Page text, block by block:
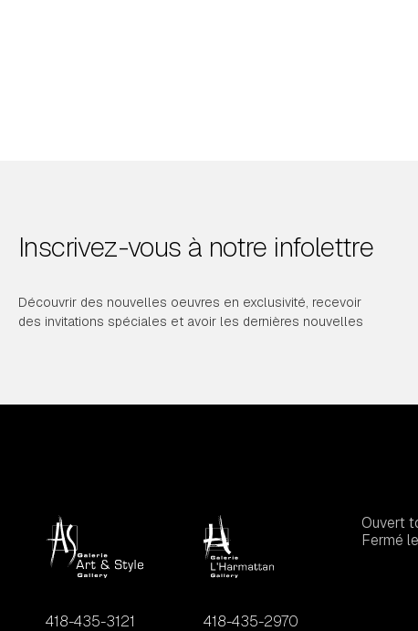
Inscrivez-vous à notre infolettre
Découvrir des nouvelles oeuvres en exclusivité, recevoir
des invitations spéciales et avoir les dernières nouvelles
418-435-3121 418-435-2970
Ouvert
Fermé